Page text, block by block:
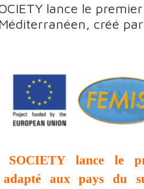
lance le
créé par
SOCIETY lance le
adapté aux pays du